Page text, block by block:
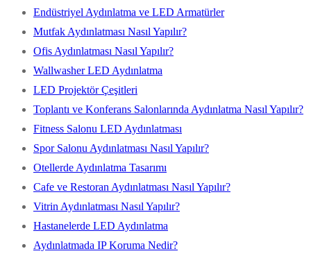
Endüstriyel Aydınlatma ve LED Armatürler
Mutfak Aydınlatması Nasıl Yapılır?
Ofis Aydınlatması Nasıl Yapılır?
Wallwasher LED Aydınlatma
LED Projektör Çeşitleri
Toplantı ve Konferans Salonlarında Aydınlatma Nasıl Yapılır?
Fitness Salonu LED Aydınlatması
Spor Salonu Aydınlatması Nasıl Yapılır?
Otellerde Aydınlatma Tasarımı
Cafe ve Restoran Aydınlatması Nasıl Yapılır?
Vitrin Aydınlatması Nasıl Yapılır?
Hastanelerde LED Aydınlatma
Aydınlatmada IP Koruma Nedir?